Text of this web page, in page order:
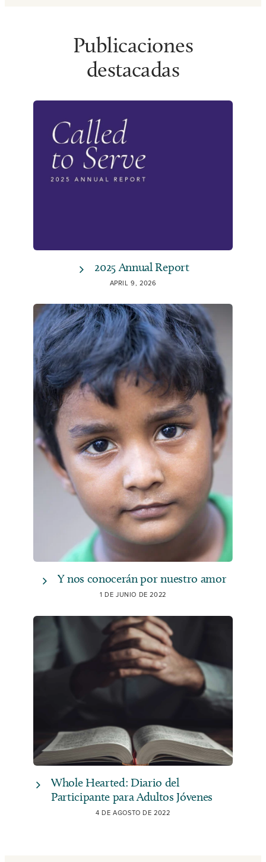
Publicaciones
destacadas
2025 Annual Report
APRIL 9, 2026
Y nos conocerán por nuestro amor
1 DE JUNIO DE 2022
Whole Hearted: Diario del
Participante para Adultos Jóvenes
4 DE AGOSTO DE 2022